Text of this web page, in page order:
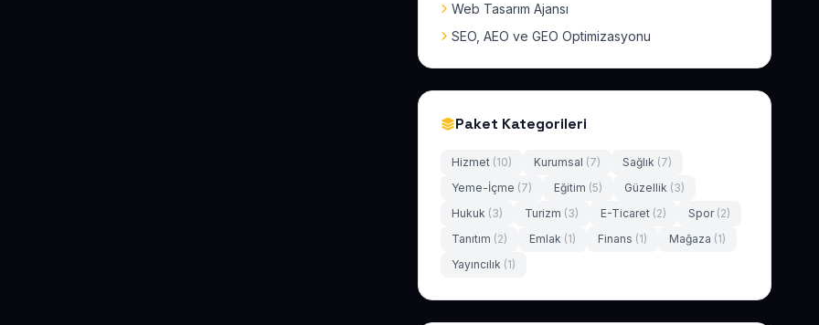
Web Tasarım Ajansı
SEO, AEO ve GEO Optimizasyonu
Paket Kategorileri
Hizmet (10) Kurumsal (7) Sağlık (7)
Yeme-İçme (7) Eğitim (5) Güzellik (3)
Hukuk (3) Turizm (3) E-Ticaret (2) Spor (2)
Tanıtım (2) Emlak (1) Finans (1) Mağaza (1)
Yayıncılık (1)